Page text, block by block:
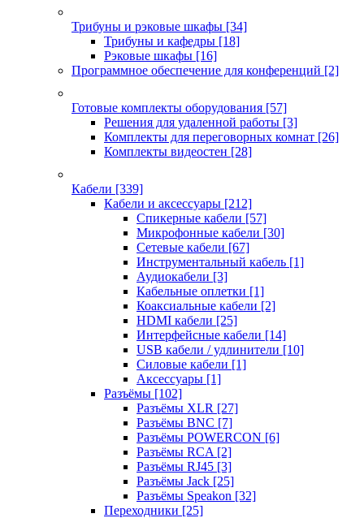
Трибуны и рэковые шкафы [34]
Трибуны и кафедры [18]
Рэковые шкафы [16]
Программное обеспечение для конференций [2]
Готовые комплекты оборудования [57]
Решения для удаленной работы [3]
Комплекты для переговорных комнат [26]
Комплекты видеостен [28]
Кабели [339]
Кабели и аксессуары [212]
Спикерные кабели [57]
Микрофонные кабели [30]
Сетевые кабели [67]
Инструментальный кабель [1]
Аудиокабели [3]
Кабельные оплетки [1]
Коаксиальные кабели [2]
HDMI кабели [25]
Интерфейсные кабели [14]
USB кабели / удлинители [10]
Силовые кабели [1]
Аксессуары [1]
Разъёмы [102]
Разъёмы XLR [27]
Разъёмы BNC [7]
Разъёмы POWERCON [6]
Разъёмы RCA [2]
Разъёмы RJ45 [3]
Разъёмы Jack [25]
Разъёмы Speakon [32]
Переходники [25]